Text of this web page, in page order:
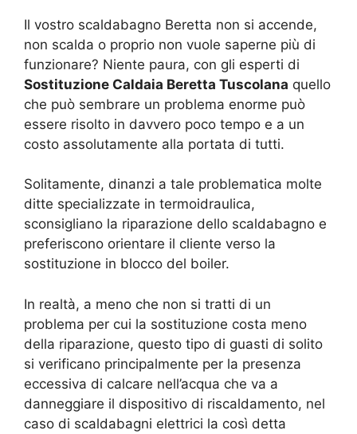
Il vostro scaldabagno Beretta non si accende,
non scalda o proprio non vuole saperne più di
funzionare? Niente paura, con gli esperti di
Sostituzione Caldaia Beretta Tuscolana quello
che può sembrare un problema enorme può
essere risolto in davvero poco tempo e a un
costo assolutamente alla portata di tutti.
Solitamente, dinanzi a tale problematica molte
ditte specializzate in termoidraulica,
sconsigliano la riparazione dello scaldabagno e
preferiscono orientare il cliente verso la
sostituzione in blocco del boiler.
In realtà, a meno che non si tratti di un
problema per cui la sostituzione costa meno
della riparazione, questo tipo di guasti di solito
si verificano principalmente per la presenza
eccessiva di calcare nell’acqua che va a
danneggiare il dispositivo di riscaldamento, nel
caso di scaldabagni elettrici la così detta